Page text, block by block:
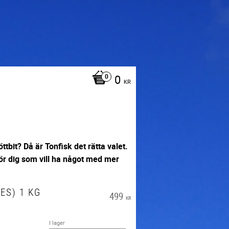
0 KR
Då är Tonfisk det rätta valet.
dig som vill ha något med mer
1 KG 499 KR
I lager